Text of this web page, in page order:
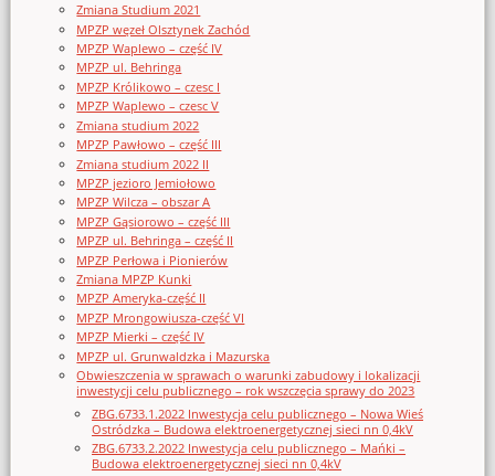
Zmiana Studium 2021
MPZP węzeł Olsztynek Zachód
MPZP Waplewo – część IV
MPZP ul. Behringa
MPZP Królikowo – czesc I
MPZP Waplewo – czesc V
Zmiana studium 2022
MPZP Pawłowo – część III
Zmiana studium 2022 II
MPZP jezioro Jemiołowo
MPZP Wilcza – obszar A
MPZP Gąsiorowo – część III
MPZP ul. Behringa – część II
MPZP Perłowa i Pionierów
Zmiana MPZP Kunki
MPZP Ameryka-część II
MPZP Mrongowiusza-część VI
MPZP Mierki – część IV
MPZP ul. Grunwaldzka i Mazurska
Obwieszczenia w sprawach o warunki zabudowy i lokalizacji
inwestycji celu publicznego – rok wszczęcia sprawy do 2023
ZBG.6733.1.2022 Inwestycja celu publicznego – Nowa Wieś
Ostródzka – Budowa elektroenergetycznej sieci nn 0,4kV
ZBG.6733.2.2022 Inwestycja celu publicznego – Mańki –
Budowa elektroenergetycznej sieci nn 0,4kV